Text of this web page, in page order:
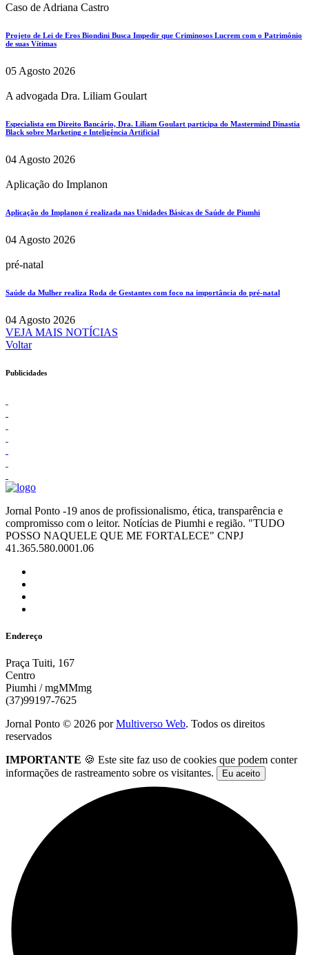
Caso de Adriana Castro
Projeto de Lei de Eros Biondini Busca Impedir que Criminosos Lucrem com o Patrimônio
de suas Vítimas
05 Agosto 2026
A advogada Dra. Liliam Goulart
Especialista em Direito Bancário, Dra. Liliam Goulart participa do Mastermind Dinastia
Black sobre Marketing e Inteligência Artificial
04 Agosto 2026
Aplicação do Implanon
Aplicação do Implanon é realizada nas Unidades Básicas de Saúde de Piumhi
04 Agosto 2026
pré-natal
Saúde da Mulher realiza Roda de Gestantes com foco na importância do pré-natal
04 Agosto 2026
VEJA MAIS NOTÍCIAS
Voltar
Publicidades
Jornal Ponto -19 anos de profissionalismo, ética, transparência e
compromisso com o leitor. Notícias de Piumhi e região. "TUDO
POSSO NAQUELE QUE ME FORTALECE" CNPJ
41.365.580.0001.06
Endereço
Praça Tuiti, 167
Centro
Piumhi / mgMMmg
(37)99197-7625
Jornal Ponto © 2026 porMultiverso Web. Todos os direitos
reservados
IMPORTANTE 🍪 Este site faz uso de cookies que podem conter
informações de rastreamento sobre os visitantes.
Eu aceito